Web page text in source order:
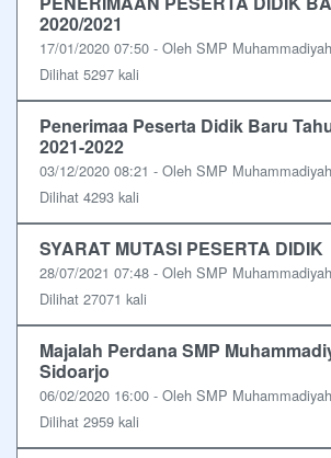
2020/2021
17/01/2020 07:50 - Oleh SMP
Dilihat 5297 kali
Penerimaa Peserta Didik Baru
2021-2022
03/12/2020 08:21 - Oleh SMP
Dilihat 4293 kali
SYARAT MUTASI PESERTA DIDIK
28/07/2021 07:48 - Oleh SMP
Dilihat 27071 kali
Majalah Perdana SMP
Sidoarjo
06/02/2020 16:00 - Oleh SMP
Dilihat 2959 kali